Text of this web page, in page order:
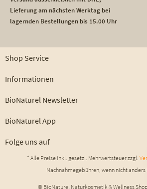
Lieferung am nächsten Werktag bei
lagernden Bestellungen bis 15.00 Uhr
Shop Service
Informationen
BioNaturel Newsletter
BioNaturel App
Folge uns auf
* Alle Preise inkl. gesetzl. Mehrwertsteuer zzgl.
Nachnahmegebühren, wenn nicht anders
© BioNaturel Naturkosmetik & Wellness